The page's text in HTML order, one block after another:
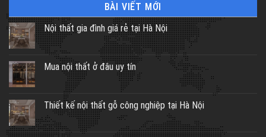
BÀI VIẾT MỚI
Nội thất gia đình giá rẻ tại Hà Nội
Mua nội thất ở đâu uy tín
Thiết kế nội thất gỗ công nghiệp tại Hà Nội